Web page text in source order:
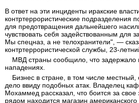
В ответ на эти инциденты иракские
контртеррористические подразделения
для предотвращения дальнейшего
чувствовать себя задействованным для
Мы спецназ, а не телохранители", —
контртеррористической службы, 23-
МВД страны сообщило, что задержало
нападениях.
Бизнес в стране, в том числе местный,
дело ввиду подобных атак. Владелец
Мохаммед рассказал, что боится за свое
рядом находится магазин американского